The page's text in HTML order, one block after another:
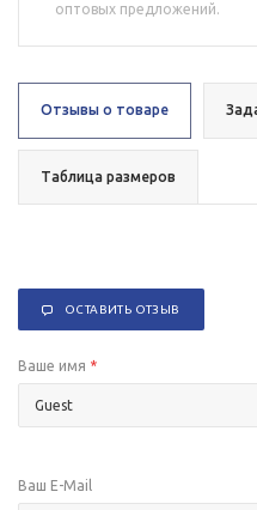
оптовых предложений.
Отзывы о товаре
Таблица размеров
ОСТАВИТЬ ОТЗЫВ
Ваше имя *
Ваш E-Mail